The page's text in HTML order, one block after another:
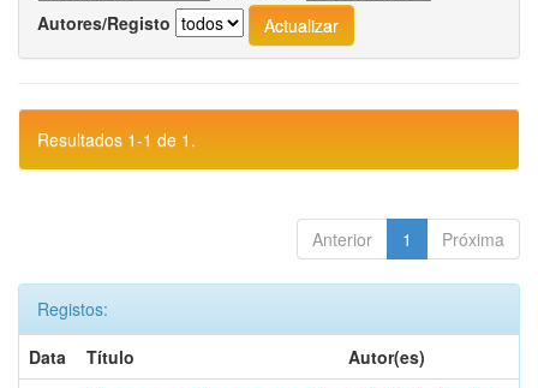
Autores/Registo
Resultados 1-1 de 1.
Anterior 1 Próxima
Registos:
Data
Título
Autor(es)